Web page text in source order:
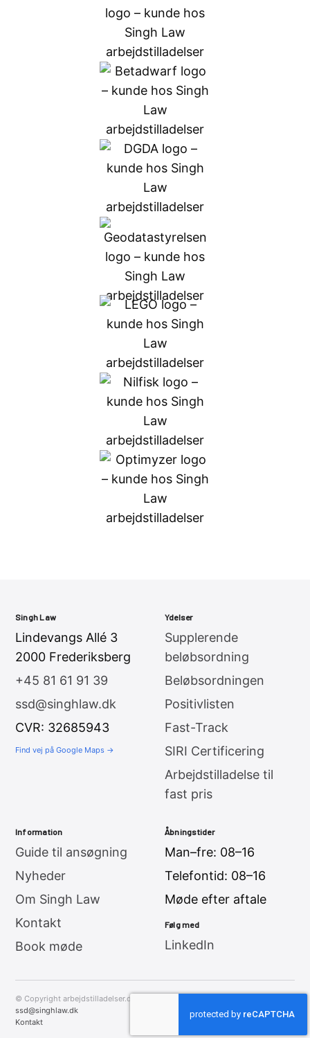
Singh Law
Lindevangs Allé 3
2000 Frederiksberg
+45 81 61 91 39
ssd@singhlaw.dk
CVR: 32685943
Find vej på Google Maps →
Ydelser
Supplerende
beløbsordning
Beløbsordningen
Positivlisten
Fast-Track
SIRI Certificering
Arbejdstilladelse til
fast pris
Information
Guide til ansøgning
Nyheder
Om Singh Law
Kontakt
Book møde
Åbningstider
Man–fre: 08–16
Telefontid: 08–16
Møde efter aftale
Følg med
LinkedIn
© Copyright arbejdstilladelser.dk 2020–2026 | CVR 32685943 |
ssd@singhlaw.dk
Kontakt